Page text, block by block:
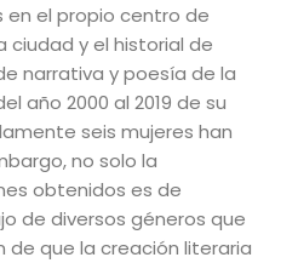
en el propio centro de
ciudad y el historial de
narrativa y poesía de la
año 2000 al 2019 de su
seis mujeres han
no solo la
obtenidos es de
de diversos géneros que
de que la creación literaria